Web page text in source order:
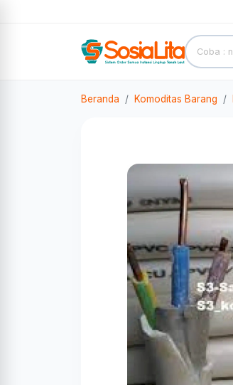
Beranda Komoditas Barang